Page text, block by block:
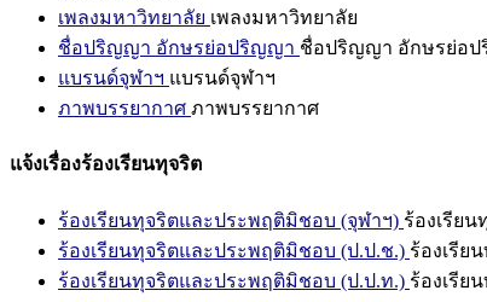
เพลงมหาวิทยาลัย เพลงมหาวิทยาลัย
ชื่อปริญญา อักษรย่อปริญญา ชื่อปริญญา อักษรย่อ
แบรนด์จุฬาฯ แบรนด์จุฬาฯ
ภาพบรรยากาศ ภาพบรรยากาศ
แจ้งเรื่องร้องเรียนทุจริต
ร้องเรียนทุจริตและประพฤติมิชอบ (จุฬาฯ) ร้องเรีย
ร้องเรียนทุจริตและประพฤติมิชอบ (ป.ป.ช.) ร้องเรีย
ร้องเรียนทุจริตและประพฤติมิชอบ (ป.ป.ท.) ร้องเรีย